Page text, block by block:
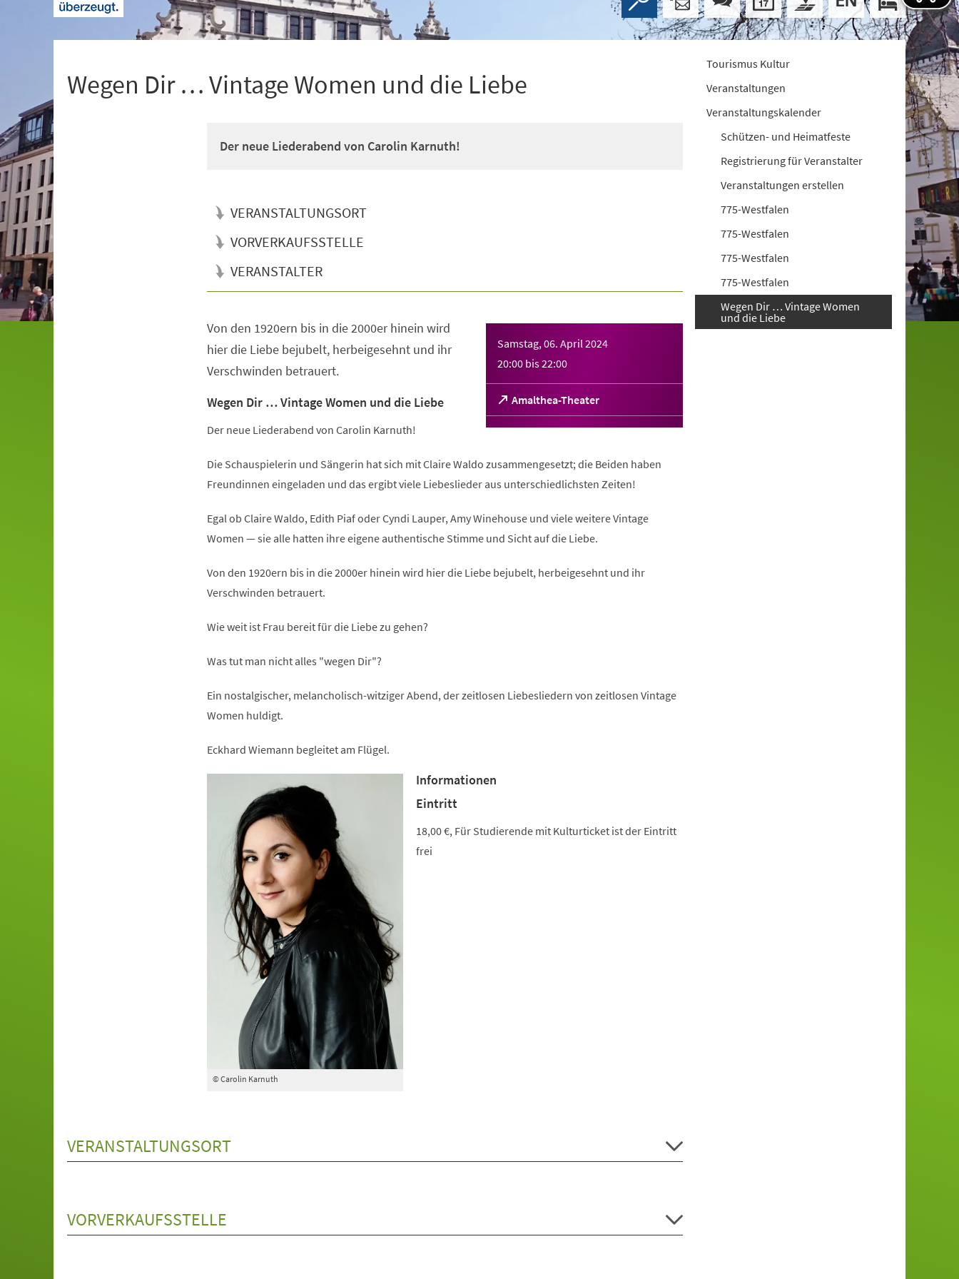
Wegen Dir … Vintage Women und die Liebe
Der neue Liederabend von Carolin Karnuth!
VERANSTALTUNGSORT
VORVERKAUFSSTELLE
VERANSTALTER
Samstag, 06. April 2024
20:00 bis22:00
Amalthea-Theater
(Öffnet
in
einem
Von den 1920ern bis in die 2000er hinein wird
hier die Liebe bejubelt, herbeigesehnt und ihr
Verschwinden betrauert.
Wegen Dir … Vintage Women und die Liebe
Der neue Liederabend von Carolin Karnuth!
Die Schauspielerin und Sängerin hat sich mit Claire Waldo zusammengesetzt; die Beiden haben
Freundinnen eingeladen und das ergibt viele Liebeslieder aus unterschiedlichsten Zeiten!
Egal ob Claire Waldo, Edith Piaf oder Cyndi Lauper, Amy Winehouse und viele weitere Vintage
Women — sie alle hatten ihre eigene authentische Stimme und Sicht auf die Liebe.
Von den 1920ern bis in die 2000er hinein wird hier die Liebe bejubelt, herbeigesehnt und ihr
Verschwinden betrauert.
Wie weit ist Frau bereit für die Liebe zu gehen?
Was tut man nicht alles "wegen Dir"?
Ein nostalgischer, melancholisch-witziger Abend, der zeitlosen Liebesliedern von zeitlosen Vintage
Women huldigt.
Eckhard Wiemann begleitet am Flügel.
© Carolin Karnuth
Informationen
Eintritt
18,00 €, Für Studierende mit Kulturticket ist der Eintritt
frei
VERANSTALTUNGSORT
VORVERKAUFSSTELLE
Tourismus Kultur
Veranstaltungen
Veranstaltungskalender
Schützen- und Heimatfeste
Registrierung für Veranstalter
Veranstaltungen erstellen
775-Westfalen
775-Westfalen
775-Westfalen
775-Westfalen
Wegen Dir … Vintage Women
und die Liebe